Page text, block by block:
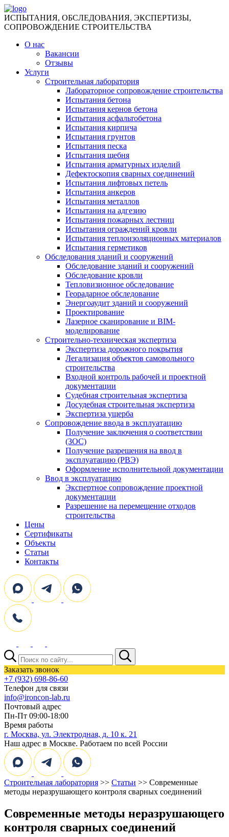
ИСПЫТАНИЯ, ОБСЛЕДОВАНИЯ, ЭКСПЕРТИЗЫ,
СОПРОВОЖДЕНИЕ СТРОИТЕЛЬСТВА
О нас
Вакансии
Отзывы
Услуги
Строительная лаборатория
Лабораторное сопровождение строительства
Испытания бетона
Испытания кернов бетона
Испытания асфальтобетона
Испытания кирпича
Испытания грунтов
Испытания песка
Испытания щебня
Испытания арматурных изделий
Дефектоскопия сварных соединений
Испытания лифтовых петель
Испытания анкеров
Испытания металлов
Испытания на адгезию
Испытания пожарных лестниц
Испытания ограждений кровли
Испытания теплоизоляционных материалов
Испытания герметиков
Обследования зданий и сооружений
Обследование зданий и сооружений
Обследование кровли
Тепловизионное обследование
Георадарное обследование
Энергоаудит зданий и сооружений
Проектирование
Лазерное сканирование и BIM-
моделирование
Строительно-техническая экспертиза
Экспертиза дорожного покрытия
Легализация объектов самовольного
строительства
Входной контроль рабочей и проектной
документации
Судебная строительная экспертиза
Досудебная строительная экспертиза
Экспертиза ущерба
Сопровождение ввода в эксплуатацию
Получение заключения о соответствии
(ЗОС)
Получение разрешения на ввод в
эксплуатацию (РВЭ)
Оформление исполнительной документации
Ввод в эксплуатацию
Экспертное сопровождение проектной
документации
Разрешение на перемещение отходов
строительства
Цены
Сертификаты
Объекты
Статьи
Контакты
Заказать звонок
+7 (932) 698-86-60
Телефон для связи
info@ironcon-lab.ru
Почтовый адрес
Пн-Пт 09:00-18:00
Время работы
г. Москва, ул. Электродная, д. 10 к. 21
Наш адрес в Москве. Работаем по всей России
Строительная лаборатория >> Статьи >> Современные
методы неразрушающего контроля сварных соединений
Современные методы неразрушающего
контроля сварных соединений